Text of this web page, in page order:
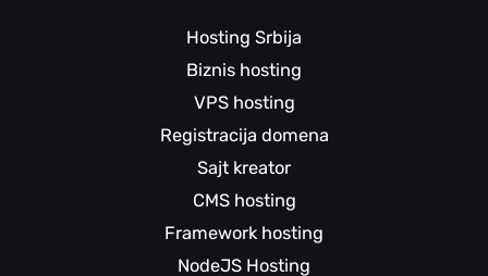
Hosting Srbija
Biznis hosting
VPS hosting
Registracija domena
Sajt kreator
CMS hosting
Framework hosting
NodeJS Hosting